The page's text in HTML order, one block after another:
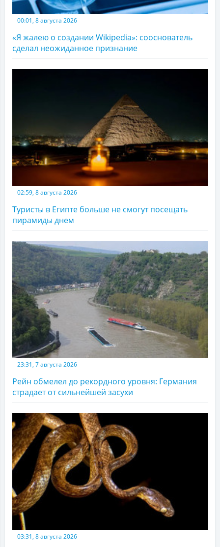
00:01, 8 августа 2026
«Я жалею о создании Wikipedia»: сооснователь
сделал неожиданное признание
02:59, 8 августа 2026
Туристы в Египте больше не смогут посещать
пирамиды днем
23:31, 7 августа 2026
Рейн обмелел до рекордного уровня: Германия
страдает от сильнейшей засухи
03:31, 8 августа 2026